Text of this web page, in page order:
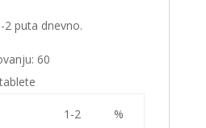
2 puta dnevno.
60
1-2
%